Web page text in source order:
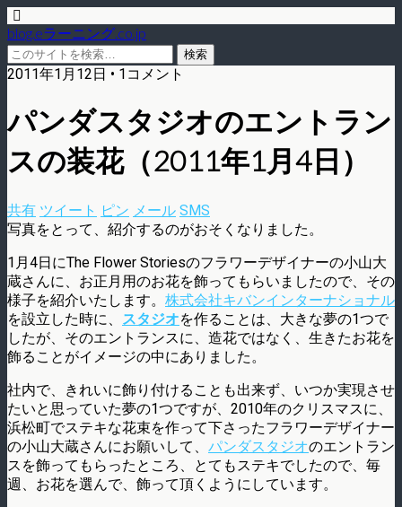
blog.eラーニング.co.jp
2011年1月12日 • 1コメント
パンダスタジオのエントラン
スの装花（2011年1月4日）
共有 ツイート ピン メール SMS
写真をとって、紹介するのがおそくなりました。
1月4日にThe Flower Storiesのフラワーデザイナーの小山大
蔵さんに、お正月用のお花を飾ってもらいましたので、その
様子を紹介いたします。 株式会社キバンインターナショナル
を設立した時に、 スタジオを作ることは、大きな夢の1つで
したが、そのエントランスに、造花ではなく、生きたお花を
飾ることがイメージの中にありました。
社内で、きれいに飾り付けることも出来ず、いつか実現させ
たいと思っていた夢の1つですが、2010年のクリスマスに、
浜松町でステキな花束を作って下さったフラワーデザイナー
の小山大蔵さんにお願いして、 パンダスタジオのエントラン
スを飾ってもらったところ、とてもステキでしたので、毎
週、お花を選んで、飾って頂くようにしています。